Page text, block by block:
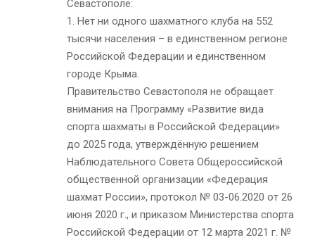
Севастополе:
1. Нет ни одного шахматного клуба на 552
тысячи населения – в единственном регионе
Российской Федерации и единственном
городе Крыма.
Правительство Севастополя не обращает
внимания на Программу «Развитие вида
спорта шахматы в Российской Федерации»
до 2025 года, утверждённую решением
Наблюдательного Совета Общероссийской
общественной организации «Федерация
шахмат России», протокол № 03-06.2020 от 26
июня 2020 г., и приказом Министерства спорта
Российской Федерации от 12 марта 2021 г. №